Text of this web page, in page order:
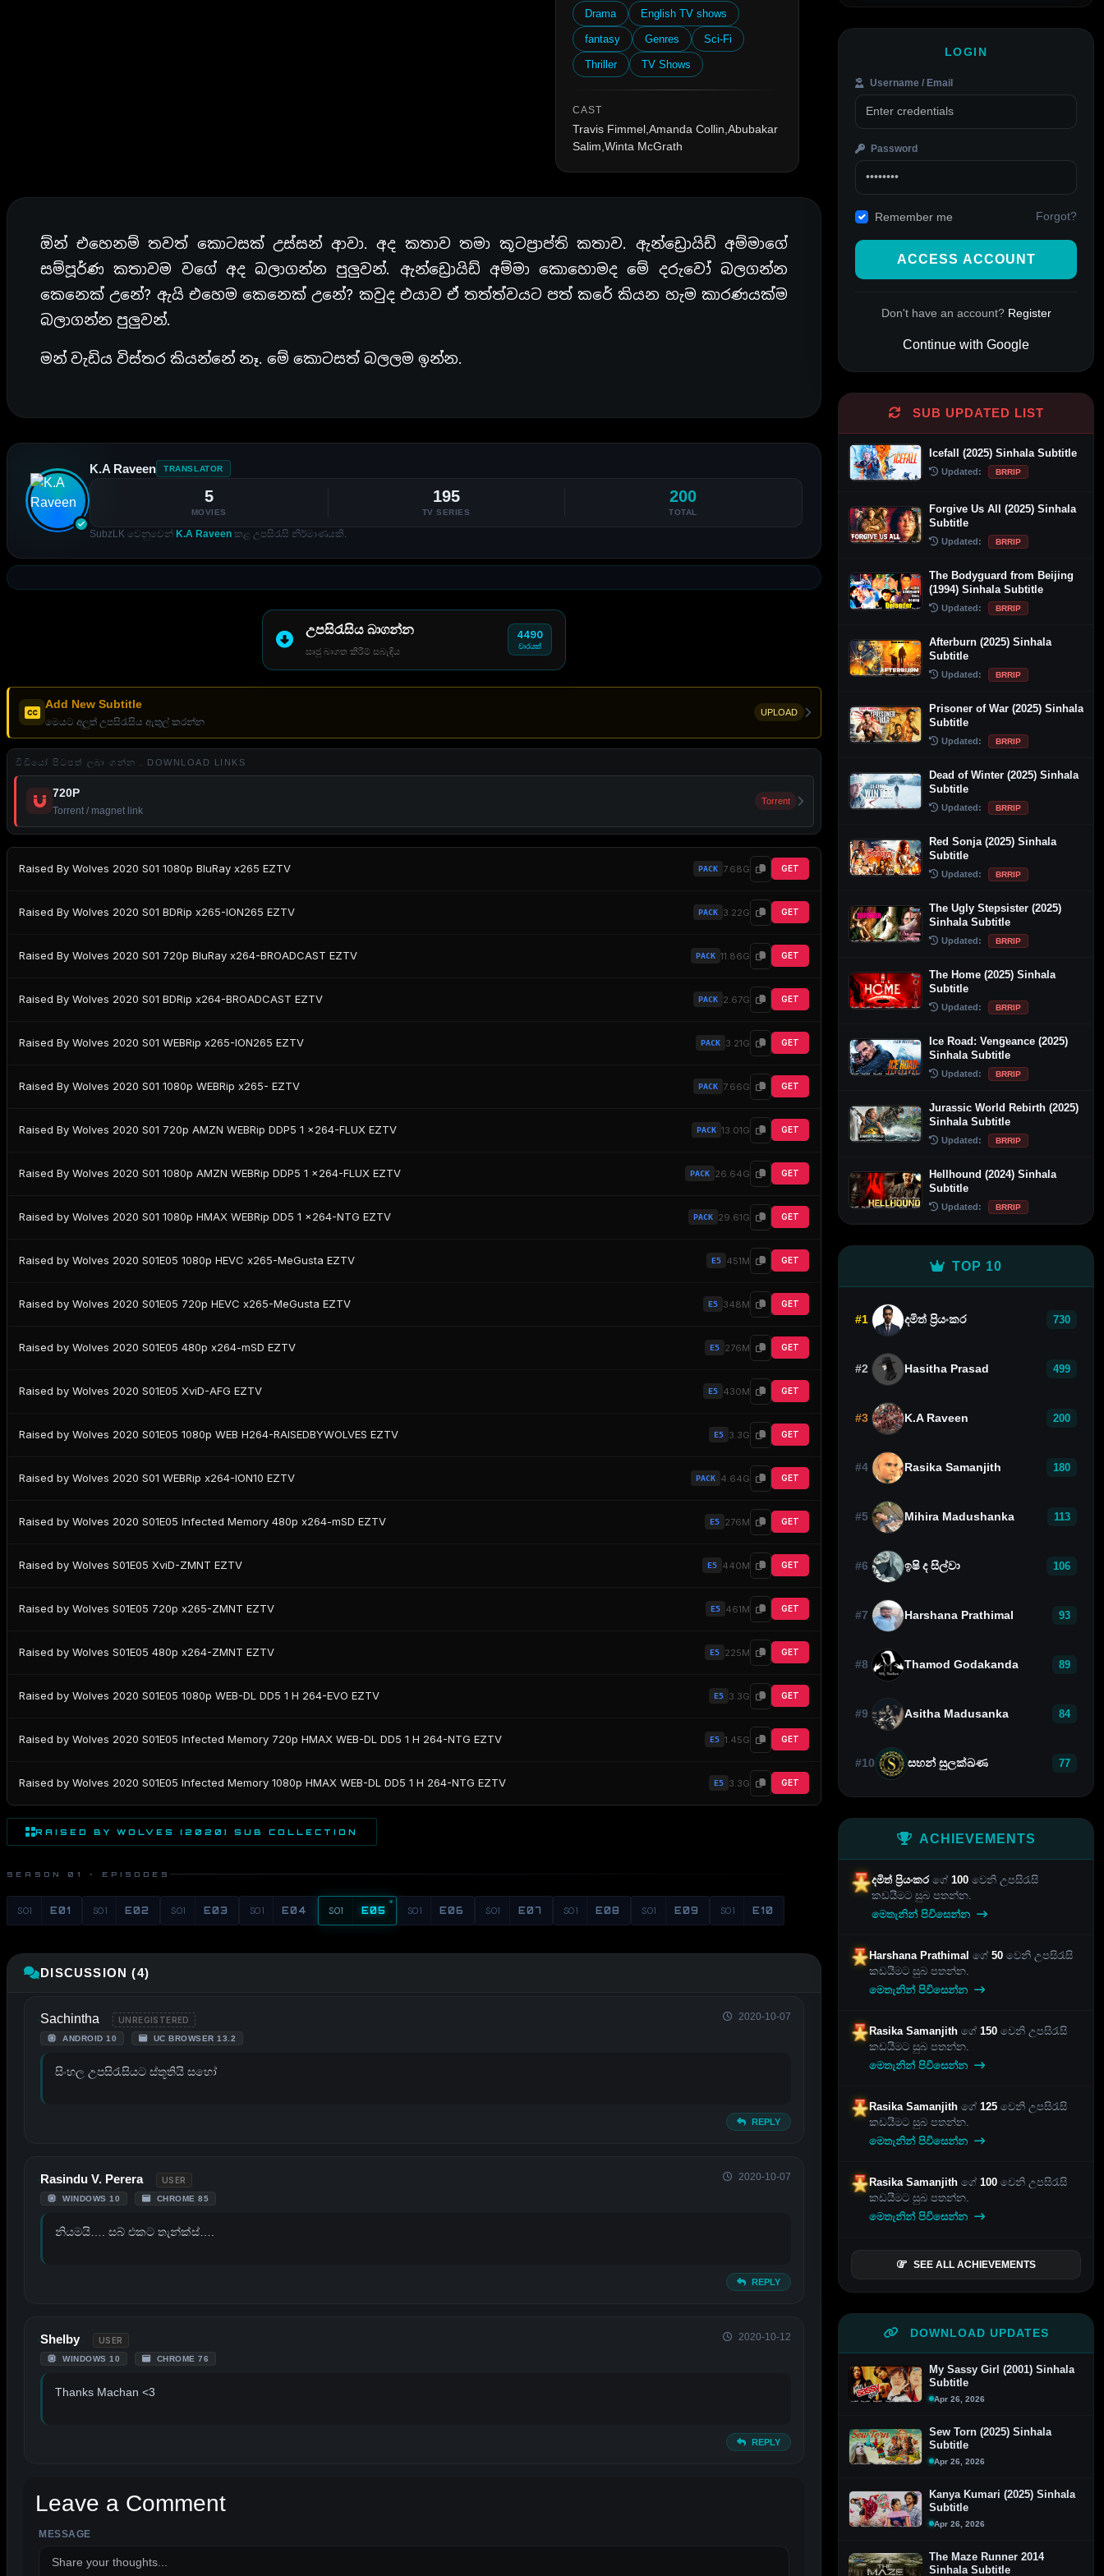
Drama English TV shows
fantasy Genres Sci-Fi
Thriller TV Shows
CAST
Travis Fimmel,Amanda Collin,Abubakar
Salim,Winta McGrath
ඕන් එහෙනම් තවත් කොටසක් උස්සන් ආවා. අද කතාව තමා කූටප්‍රාප්ති කතාව. ඇන්ඩ්‍රොයිඩ් අම්මාගේ
සම්පූර්ණ කතාවම වගේ අද බලාගන්න පුලුවන්. ඇන්ඩ්‍රොයිඩ් අම්මා කොහොමද මේ දරුවෝ බලගන්න
කෙනෙක් උනේ? ඇයි එහෙම කෙනෙක් උනේ? කවුද එයාව ඒ තත්ත්වයට පත් කරේ කියන හැම කාරණයක්ම
බලාගන්න පුලුවන්.
මන් වැඩිය විස්තර කියන්නේ නෑ. මේ කොටසත් බලලම ඉන්න.
K.A Raveen TRANSLATOR
5
MOVIES
195
TV SERIES
200
TOTAL
SubzLK වෙනුවෙන් K.A Raveen කළ උපසිරැසි නිර්මාණයකි.
උපසිරැසිය බාගන්න
සෘජු බාගත කිරීම් සබැඳිය
4490
වාරයක්
Add New Subtitle
මෙයට අලුත් උපසිරැසිය ඇතුල් කරන්න
UPLOAD
වීඩියෝ පිටපත් ලබා ගන්න . DOWNLOAD LINKS
720P
Torrent / magnet link
Torrent
Raised By Wolves 2020 S01 1080p BluRay x265 EZTV PACK 7.68G GET
Raised By Wolves 2020 S01 BDRip x265-ION265 EZTV PACK 3.22G GET
Raised By Wolves 2020 S01 720p BluRay x264-BROADCAST EZTV PACK 11.86G GET
Raised By Wolves 2020 S01 BDRip x264-BROADCAST EZTV PACK 2.67G GET
Raised By Wolves 2020 S01 WEBRip x265-ION265 EZTV PACK 3.21G GET
Raised By Wolves 2020 S01 1080p WEBRip x265- EZTV PACK 7.66G GET
Raised By Wolves 2020 S01 720p AMZN WEBRip DDP5 1 x264-FLUX EZTV PACK 13.01G GET
Raised By Wolves 2020 S01 1080p AMZN WEBRip DDP5 1 x264-FLUX EZTV PACK 26.64G GET
Raised by Wolves 2020 S01 1080p HMAX WEBRip DD5 1 x264-NTG EZTV PACK 29.61G GET
Raised by Wolves 2020 S01E05 1080p HEVC x265-MeGusta EZTV E5 451M GET
Raised by Wolves 2020 S01E05 720p HEVC x265-MeGusta EZTV E5 348M GET
Raised by Wolves 2020 S01E05 480p x264-mSD EZTV E5 276M GET
Raised by Wolves 2020 S01E05 XviD-AFG EZTV E5 430M GET
Raised by Wolves 2020 S01E05 1080p WEB H264-RAISEDBYWOLVES EZTV E5 3.3G GET
Raised by Wolves 2020 S01 WEBRip x264-ION10 EZTV PACK 4.64G GET
Raised by Wolves 2020 S01E05 Infected Memory 480p x264-mSD EZTV E5 276M GET
Raised by Wolves S01E05 XviD-ZMNT EZTV E5 440M GET
Raised by Wolves S01E05 720p x265-ZMNT EZTV E5 461M GET
Raised by Wolves S01E05 480p x264-ZMNT EZTV E5 225M GET
Raised by Wolves 2020 S01E05 1080p WEB-DL DD5 1 H 264-EVO EZTV E5 3.3G GET
Raised by Wolves 2020 S01E05 Infected Memory 720p HMAX WEB-DL DD5 1 H 264-NTG EZTV E5 1.45G GET
Raised by Wolves 2020 S01E05 Infected Memory 1080p HMAX WEB-DL DD5 1 H 264-NTG EZTV E5 3.3G GET
RAISED BY WOLVES (2020) SUB COLLECTION
SEASON 01 · EPISODES
S01 E01 S01 E02 S01 E03 S01 E04 S01 E05 S01 E06 S01 E07 S01 E08 S01 E09 S01 E10
DISCUSSION (4)
Sachintha UNREGISTERED
ANDROID 10 UC BROWSER 13.2
2020-10-07
සිංහල උපසිරැසියට ස්තූතියි සහෝ
REPLY
Rasindu V. Perera USER
WINDOWS 10 CHROME 85
2020-10-07
නියමයි…. සබ් එකට තැන්ක්ස්….
REPLY
Shelby USER
WINDOWS 10 CHROME 76
2020-10-12
Thanks Machan <3
REPLY
Leave a Comment
MESSAGE
ALTERNATIVE:
LOGIN
Username / Email
Password
Remember me Forgot?
ACCESS ACCOUNT
Don't have an account? Register
Continue with Google
SUB UPDATED LIST
Icefall (2025) Sinhala Subtitle
Updated: BRRIP
Forgive Us All (2025) Sinhala
Subtitle
Updated: BRRIP
The Bodyguard from Beijing
(1994) Sinhala Subtitle
Updated: BRRIP
Afterburn (2025) Sinhala
Subtitle
Updated: BRRIP
Prisoner of War (2025) Sinhala
Subtitle
Updated: BRRIP
Dead of Winter (2025) Sinhala
Subtitle
Updated: BRRIP
Red Sonja (2025) Sinhala
Subtitle
Updated: BRRIP
The Ugly Stepsister (2025)
Sinhala Subtitle
Updated: BRRIP
The Home (2025) Sinhala
Subtitle
Updated: BRRIP
Ice Road: Vengeance (2025)
Sinhala Subtitle
Updated: BRRIP
Jurassic World Rebirth (2025)
Sinhala Subtitle
Updated: BRRIP
Hellhound (2024) Sinhala
Subtitle
Updated: BRRIP
TOP 10
#1 දමිත් ප්‍රියංකර 730
#2 Hasitha Prasad 499
#3 K.A Raveen 200
#4 Rasika Samanjith 180
#5 Mihira Madushanka 113
#6 ඉෂි ද සිල්වා 106
#7 Harshana Prathimal 93
#8 Thamod Godakanda 89
#9 Asitha Madusanka 84
#10 සහන් සුලක්ඛණ 77
ACHIEVEMENTS
දමිත් ප්‍රියංකර ගේ 100වෙනි උපසිරැසි
කඩයීමට සුබ පතන්න.
මෙතැනින් පිවිසෙන්න
Harshana Prathimalගේ50 වෙනි උපසිරැසි
කඩයීමට සුබ පතන්න.
මෙතැනින් පිවිසෙන්න
Rasika Samanjithගේ150 වෙනි උපසිරැසි
කඩයීමට සුබ පතන්න.
මෙතැනින් පිවිසෙන්න
Rasika Samanjithගේ125 වෙනි උපසිරැසි
කඩයීමට සුබ පතන්න.
මෙතැනින් පිවිසෙන්න
Rasika Samanjithගේ100 වෙනි උපසිරැසි
කඩයීමට සුබ පතන්න.
මෙතැනින් පිවිසෙන්න
SEE ALL ACHIEVEMENTS
DOWNLOAD UPDATES
My Sassy Girl (2001) Sinhala
Subtitle
Apr 26, 2026
Sew Torn (2025) Sinhala
Subtitle
Apr 26, 2026
Kanya Kumari (2025) Sinhala
Subtitle
Apr 26, 2026
The Maze Runner 2014
Sinhala Subtitle